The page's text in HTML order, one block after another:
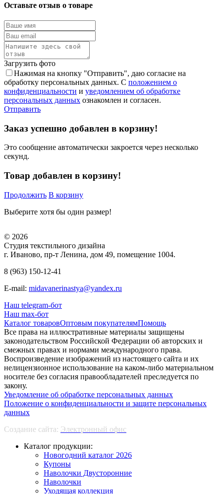
Оставьте отзыв о товаре
Загрузить фото
Нажимая на кнопку "Отправить", даю согласие на
обработку персональных данных. С положением о
конфиденциальности и уведомлением об обработке
персональных данных ознакомлен и согласен.
Отправить
Заказ успешно добавлен в корзину!
Это сообщение автоматически закроется через несколько
секунд.
Товар добавлен в корзину!
Продолжить В корзину
Выберите хотя бы один размер!
© 2026
Студия текстильного дизайна
г. Иваново, пр-т Ленина, дом 49, помещение 1004.
8 (963) 150-12-41
E-mail: midavanerinastya@yandex.ru
Наш telegram-бот
Наш max-бот
Каталог товаровОптовым покупателямПомощь
Все права на иллюстративные материалы защищены
законодательством Российской Федерации об авторских и
смежных правах и нормами международного права.
Воспроизведение изображений из настоящего сайта и их
нелицензионное использование на каком-либо материальном
носителе без согласия правообладателей преследуется по
закону.
Уведомление об обработке персональных данных
Положение о конфиденциальности и защите персональных
данных
Создание сайта: Электронный офис
Каталог продукции:
Новогодний каталог 2026
Купоны
Наволочки Двусторонние
Наволочки
Уходящая коллекция